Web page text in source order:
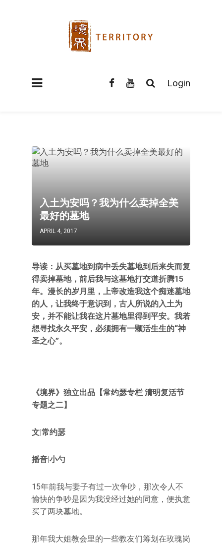
Login
入土为安吗？我为什么卖掉全美
最好的墓地
APRIL 4, 2017
导读：从买墓地到病中丢失墓地到后来失而复
得卖掉墓地，前后我与这墓地打交道折腾15
年。漫长的岁月里，上帝改造我这个痴迷墓地
的人，让我终于意识到，古人所说的入土为
安，并不能让我在这片墓地里得到平安。我若
想寻找永久平安，必须拥有一颗活生生的“神
圣之心”。
《境界》独立出品【常约瑟专栏 清明复活节
专题之二】
文|常约瑟
播音|小勺
15年前我与妻子有过一次争吵，那次令人不
愉快的争吵是因为我没经过她的同意，便执意
买了两块墓地。
那年我大姐教会里的一些教友们筹划在玫瑰岗